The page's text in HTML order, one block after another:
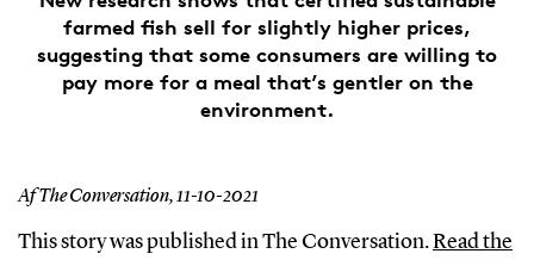
farmed fish sell for slightly higher prices,
suggesting that some consumers are willing to
pay more for a meal that’s gentler on the
environment.
Af The Conversation,11-10-2021
This story was published in The Conversation.Read the